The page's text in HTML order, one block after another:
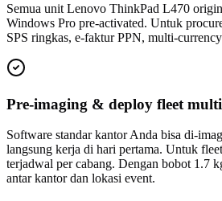
Semua unit Lenovo ThinkPad L470
Windows Pro pre-activated. Untuk
SPS ringkas, e-faktur PPN, multi-
Pre-imaging & deploy fleet
Software standar kantor Anda bisa di-
langsung kerja di hari pertama. Untuk
terjadwal per cabang. Dengan bobot 1.7
antar kantor dan lokasi event.